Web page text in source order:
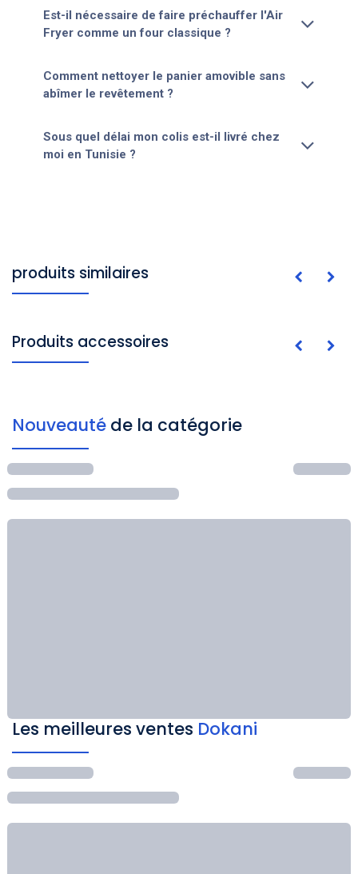
Est-il nécessaire de faire préchauffer l'Air
Fryer comme un four classique ?
Comment nettoyer le panier amovible sans
abîmer le revêtement ?
Sous quel délai mon colis est-il livré chez
moi en Tunisie ?
produits similaires
Produits accessoires
Nouveauté de la catégorie
Les meilleures ventes Dokani